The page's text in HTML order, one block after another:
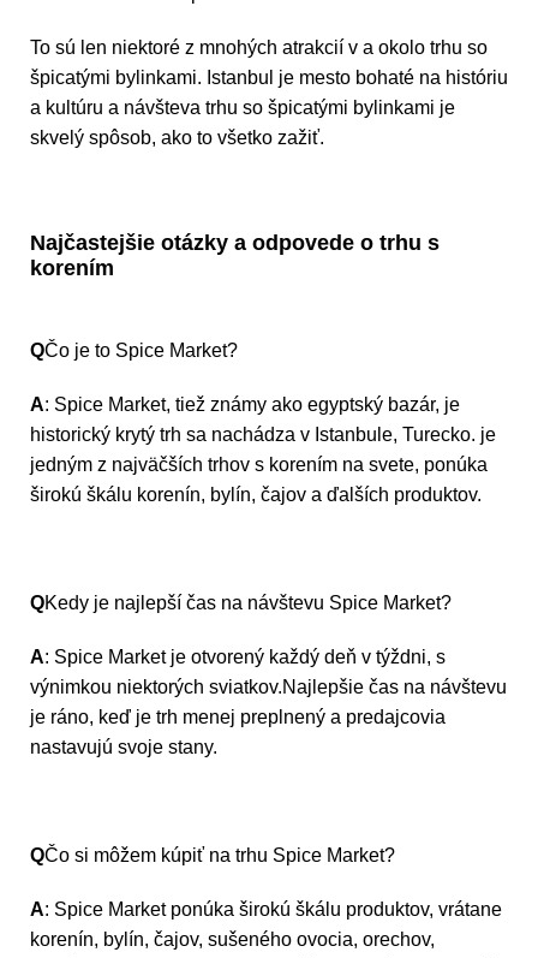
To sú len niektoré z mnohých atrakcií v a okolo trhu so
špicatými bylinkami. Istanbul je mesto bohaté na históriu
a kultúru a návšteva trhu so špicatými bylinkami je
skvelý spôsob, ako to všetko zažiť.
Najčastejšie otázky a odpovede o trhu s
korením
QČo je to Spice Market?
A: Spice Market, tiež známy ako egyptský bazár, je
historický krytý trh sa nachádza v Istanbule, Turecko. je
jedným z najväčších trhov s korením na svete, ponúka
širokú škálu korenín, bylín, čajov a ďalších produktov.
QKedy je najlepší čas na návštevu Spice Market?
A: Spice Market je otvorený každý deň v týždni, s
výnimkou niektorých sviatkov.Najlepšie čas na návštevu
je ráno, keď je trh menej preplnený a predajcovia
nastavujú svoje stany.
QČo si môžem kúpiť na trhu Spice Market?
A: Spice Market ponúka širokú škálu produktov, vrátane
korenín, bylín, čajov, sušeného ovocia, orechov,